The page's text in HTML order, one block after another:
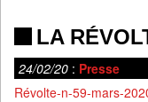
LA
24/02/20 : Presse
Révolte-n-59-mars-